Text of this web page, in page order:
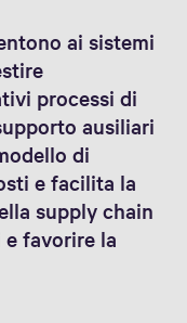
ai sistemi
processi di
ausiliari
di
e facilita la
supply chain
favorire la